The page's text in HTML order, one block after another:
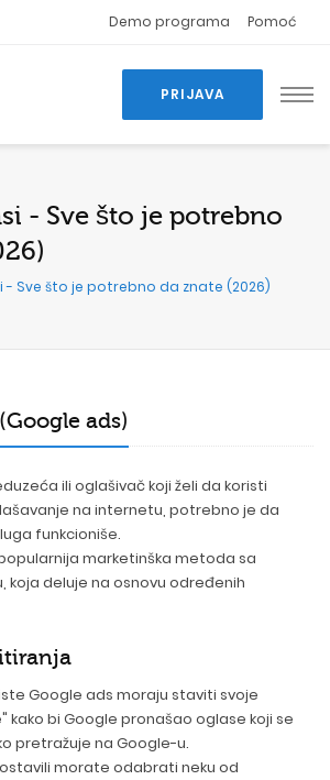
Demo programa Pomoć
PRIJAVA
- Sve što je potrebno
- Sve što je potrebno da znate (2026)
ads)
ili oglašivač koji želi da koristi
na internetu, potrebno je da
funkcioniše.
marketinška metoda sa
koja deluje na osnovu određenih
Google ads moraju staviti svoje
kako bi Google pronašao oglase koji se
pretražuje na Google-u.
morate odabrati neku od